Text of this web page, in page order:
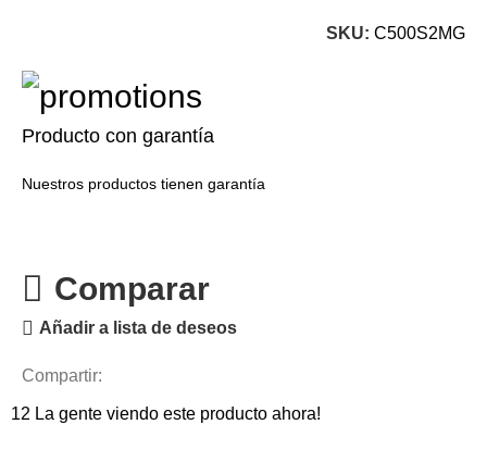
SKU: C500S2MG
Producto con garantía
Nuestros productos tienen garantía
Comparar
Añadir a lista de deseos
Compartir:
12 La gente viendo este producto ahora!